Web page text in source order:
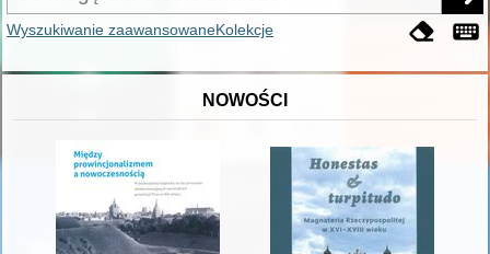
Wyszukiwanie zaawansowaneKolekcje
NOWOŚCI